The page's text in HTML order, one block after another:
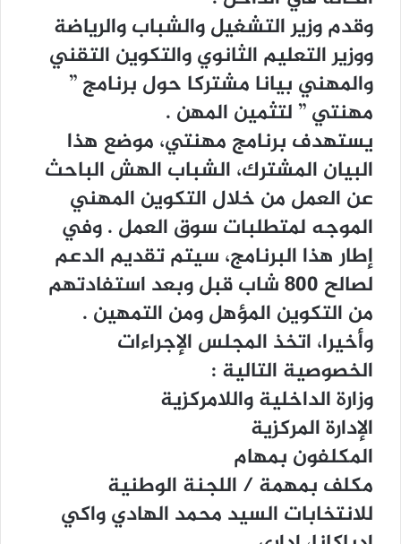
ﻭﻗﺪﻡ ﻭﺯﻳﺮ ﺍﻟﺘﺸﻐﻴﻞ ﻭﺍﻟﺸﺒﺎﺏ ﻭﺍﻟﺮﻳﺎﺿﺔ
ﻭﻭﺯﻳﺮ ﺍﻟﺘﻌﻠﻴﻢ ﺍﻟﺜﺎﻧﻮﻱ ﻭﺍﻟﺘﻜﻮﻳﻦ ﺍﻟﺘﻘﻨﻲ
ﻭﺍﻟﻤﻬﻨﻲ ﺑﻴﺎﻧﺎ ﻣﺸﺘﺮﻛﺎ ﺣﻮﻝ ﺑﺮﻧﺎﻣﺞ ”
ﻣﻬﻨﺘﻲ ” ﻟﺘﺜﻤﻴﻦ ﺍﻟﻤﻬﻦ .
ﻳﺴﺘﻬﺪﻑ ﺑﺮﻧﺎﻣﺞ ﻣﻬﻨﺘﻲ، ﻣﻮﺿﻊ ﻫﺬﺍ
ﺍﻟﺒﻴﺎﻥ ﺍﻟﻤﺸﺘﺮﻙ، ﺍﻟﺸﺒﺎﺏ ﺍﻟﻬﺶ ﺍﻟﺒﺎﺣﺚ
ﻋﻦ ﺍﻟﻌﻤﻞ ﻣﻦ ﺧﻼﻝ ﺍﻟﺘﻜﻮﻳﻦ ﺍﻟﻤﻬﻨﻲ
ﺍﻟﻤﻮﺟﻪ ﻟﻤﺘﻄﻠﺒﺎﺕ ﺳﻮﻕ ﺍﻟﻌﻤﻞ . ﻭﻓﻲ
ﺇﻃﺎﺭ ﻫﺬﺍ ﺍﻟﺒﺮﻧﺎﻣﺞ، ﺳﻴﺘﻢ ﺗﻘﺪﻳﻢ ﺍﻟﺪﻋﻢ
ﻟﺼﺎﻟﺢ 800 ﺷﺎﺏ ﻗﺒﻞ ﻭﺑﻌﺪ ﺍﺳﺘﻔﺎﺩﺗﻬﻢ
ﻣﻦ ﺍﻟﺘﻜﻮﻳﻦ ﺍﻟﻤﺆﻫﻞ ﻭﻣﻦ ﺍﻟﺘﻤﻬﻴﻦ .
ﻭﺃﺧﻴﺮﺍ، ﺍﺗﺨﺬ ﺍﻟﻤﺠﻠﺲ ﺍﻹﺟﺮﺍﺀﺍﺕ
ﺍﻟﺨﺼﻮﺻﻴﺔ ﺍﻟﺘﺎﻟﻴﺔ :
ﻭﺯﺍﺭﺓ ﺍﻟﺪﺍﺧﻠﻴﺔ ﻭﺍﻟﻼﻣﺮﻛﺰﻳﺔ
ﺍﻹﺩﺍﺭﺓ ﺍﻟﻤﺮﻛﺰﻳﺔ
ﺍﻟﻤﻜﻠﻔﻮﻥ ﺑﻤﻬﺎﻡ
ﻣﻜﻠﻒ ﺑﻤﻬﻤﺔ / ﺍﻟﻠﺠﻨﺔ ﺍﻟﻮﻃﻨﻴﺔ
ﻟﻼﻧﺘﺨﺎﺑﺎﺕ ﺍﻟﺴﻴﺪ ﻣﺤﻤﺪ ﺍﻟﻬﺎﺩﻱ ﻭﺍﻛﻲ